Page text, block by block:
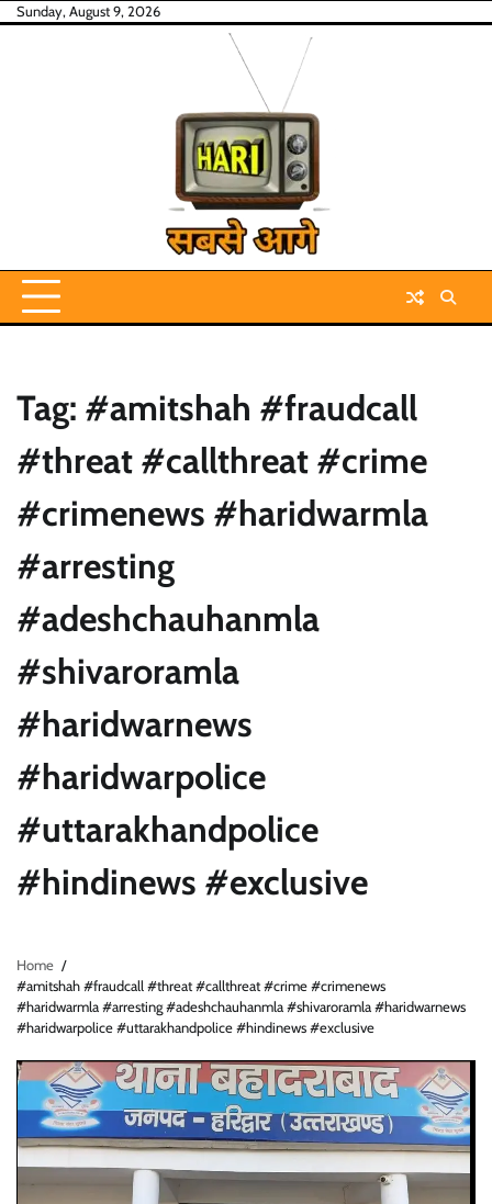
SkipSunday, August 9, 2026
Tag: #amitshah #fraudcall
#threat #callthreat #crime
#crimenews #haridwarmla
#arresting
#adeshchauhanmla
#shivaroramla
#haridwarnews
#haridwarpolice
#uttarakhandpolice
#hindinews #exclusive
Home
#amitshah #fraudcall #threat #callthreat #crime #crimenews
#haridwarmla #arresting #adeshchauhanmla #shivaroramla #haridwarnews
#haridwarpolice #uttarakhandpolice #hindinews #exclusive